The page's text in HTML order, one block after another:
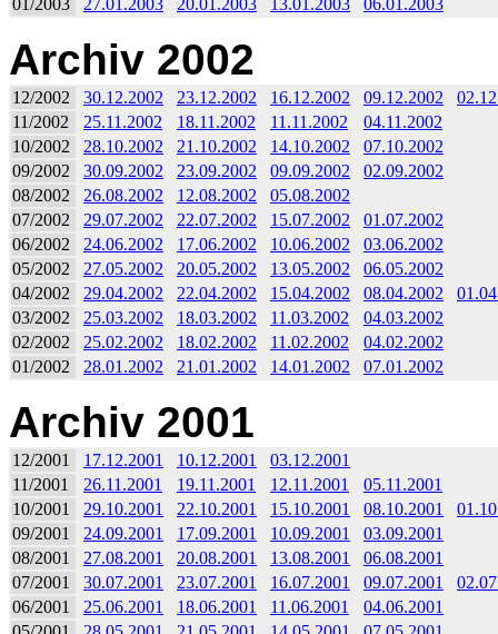
01/2003
27.01.2003 20.01.2003 13.01.2003 06.01.2003
Archiv 2002
12/2002 30.12.2002 23.12.2002 16.12.2002 09.12.2002
11/2002
25.11.2002 18.11.2002 11.11.2002
04.11.2002
10/2002
28.10.2002 21.10.2002 14.10.2002
07.10.2002
09/2002
30.09.2002 23.09.2002 09.09.2002
02.09.2002
08/2002
26.08.2002 12.08.2002
05.08.2002
07/2002
29.07.2002 22.07.2002 15.07.2002
01.07.2002
06/2002
24.06.2002 17.06.2002 10.06.2002
03.06.2002
05/2002
27.05.2002 20.05.2002 13.05.2002
06.05.2002
04/2002
29.04.2002 22.04.2002 15.04.2002 08.04.2002
03/2002
25.03.2002 18.03.2002 11.03.2002
04.03.2002
02/2002
25.02.2002 18.02.2002 11.02.2002
04.02.2002
01/2002
28.01.2002 21.01.2002 14.01.2002 07.01.2002
Archiv 2001
12/2001 17.12.2001 10.12.2001
03.12.2001
11/2001
26.11.2001 19.11.2001 12.11.2001
05.11.2001
10/2001
29.10.2001 22.10.2001 15.10.2001 08.10.2001
09/2001
24.09.2001 17.09.2001 10.09.2001
03.09.2001
08/2001
27.08.2001 20.08.2001 13.08.2001
06.08.2001
07/2001
30.07.2001 23.07.2001 16.07.2001 09.07.2001
06/2001
25.06.2001 18.06.2001 11.06.2001
04.06.2001